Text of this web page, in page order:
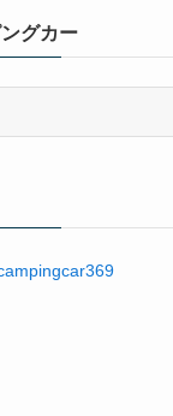
グカー